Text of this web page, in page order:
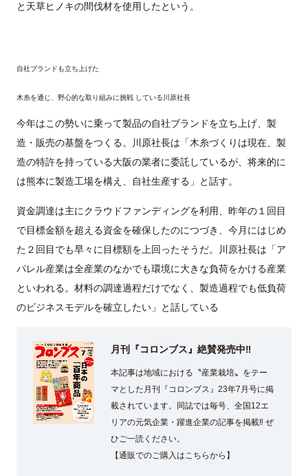
と天草ヒノキの間伐材を使用したという。
自社ブランドも立ち上げた
木糸を通じ、野心的な取り組みに挑戦 している川原社長
今年はこの勢いに乗って製品の自社ブランドを立ち上げ、製
造・販売の基盤をつくる。川原社長は「木糸づくりは現在、製
造の特許を持っている大阪の業者に委託しているが、将来的に
は熊本に製造工場を構え、自社生産する」と話す。
資金調達は主にクラウドファンディングを利用、昨年の１回目
で目標金額を超える資金を確保したのにつづき、今月にはじめ
た２回目でも早々に目標額を上回ったそうだ。川原社長は「ア
パレル産業は全産業のなかでも環境に大きな負荷をかける産業
といわれる。材料の調達過程だけでなく、製造過程でも低負荷
のビジネスモデルを確立したい」と話している
月刊『コロンブス』絶賛発売中‼
本記事は地域における〝産業栽培〟をテー
マとした月刊『コロンブス』23年7月号に掲
載されています。同誌では毎号、全国12エ
リアの元気企業・躍進企業の記事を掲載‼ ぜ
ひご一読ください。
【通販でのご購入はこちらから】